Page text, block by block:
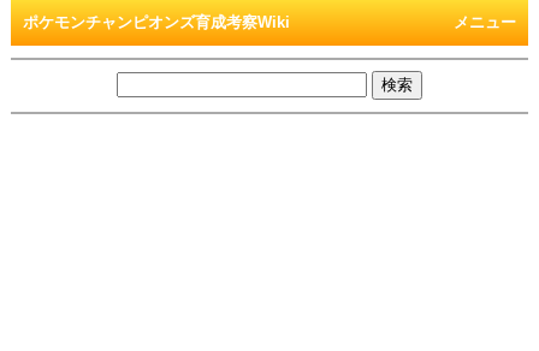
メニュー
ポケモンチャンピオンズ育成考察Wiki